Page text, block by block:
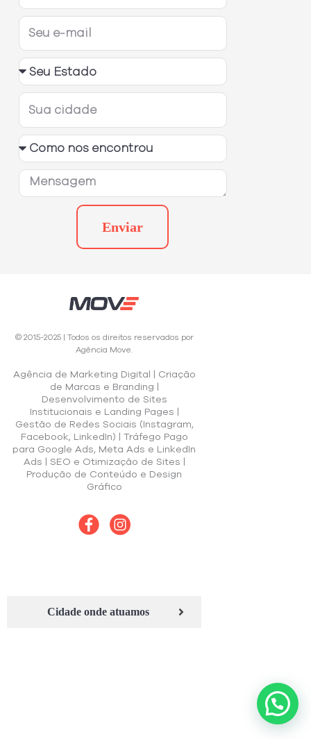
Enviar
© 2015-2025 | Todos os direitos reservados por
Agência Move.
Agência de Marketing Digital | Criação
de Marcas e Branding |
Desenvolvimento de Sites
Institucionais e Landing Pages |
Gestão de Redes Sociais (Instagram,
Facebook, LinkedIn) | Tráfego Pago
para Google Ads, Meta Ads e LinkedIn
Ads | SEO e Otimização de Sites |
Produção de Conteúdo e Design
Gráfico
Cidade onde atuamos